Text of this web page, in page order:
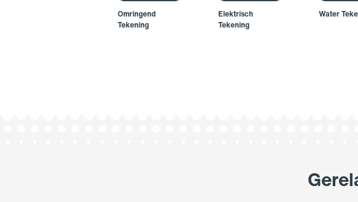
Omringend
Tekening
Elektrisch
Tekening
Water